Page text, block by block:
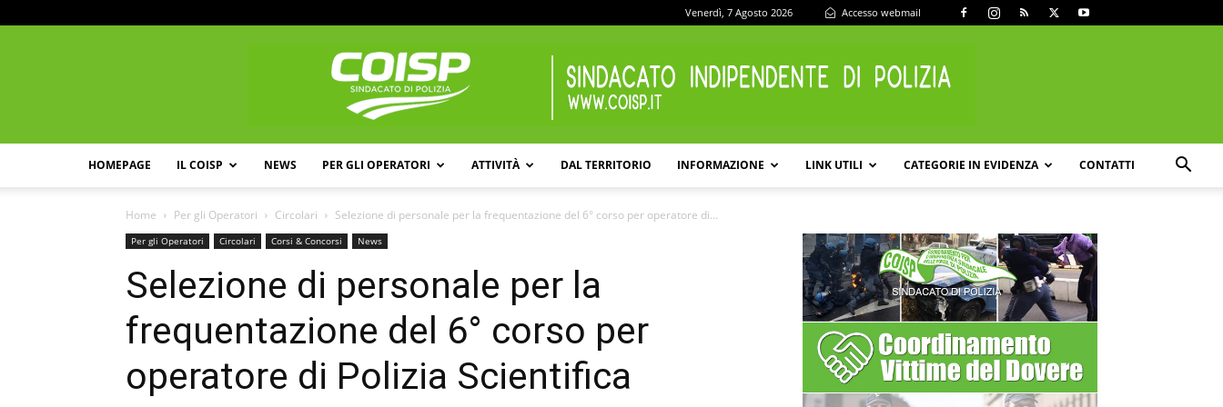
Venerdì, 7 Agosto 2026 Accesso webmail
HOMEPAGE IL COISP NEWS PER GLI OPERATORI ATTIVITÀ DAL TERRITORIO INFORMAZIONE LINK UTILI CATEGORIE IN EVIDENZA CONTATTI
Home Per gli Operatori Circolari Selezione di personale per la frequentazione del 6° corso per operatore di...
Per gli Operatori Circolari Corsi & Concorsi News
Selezione di personale per la
frequentazione del 6° corso per
operatore di Polizia Scientifica